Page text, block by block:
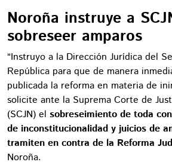
Noroña instruye a
sobreseer amparos
“Instruyo a la Dirección Jurídica del
República para que de manera
publicada la reforma en materia de
solicite ante la Suprema Corte de
(SCJN) el sobreseimiento de toda
de inconstitucionalidad y juicios de
tramiten en contra de la Reforma
Noroña.